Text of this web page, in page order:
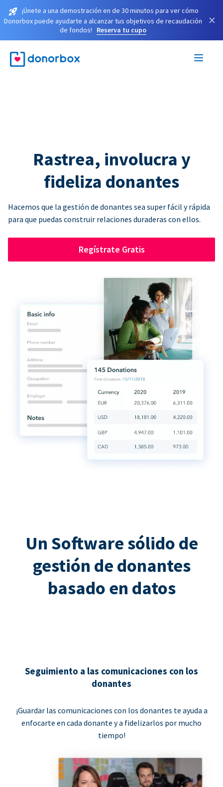
¡Únete a una demostración en de 30 minutos para ver cómo
Donorbox puede ayudarte a alcanzar tus objetivos de recaudación
de fondos!
Reserva tu cupo
×
Rastrea, involucra y
fideliza donantes
Hacemos que la gestión de donantes sea super fácil y rápida
para que puedas construir relaciones duraderas con ellos.
Regístrate Gratis
Un Software sólido de
gestión de donantes
basado en datos
Seguimiento a las comunicaciones con los
donantes
¡Guardar las comunicaciones con los donantes te ayuda a
enfocarte en cada donante y a fidelizarlos por mucho
tiempo!